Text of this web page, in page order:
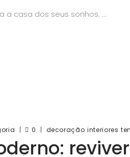
a casa dos seus sonhos.
0 decoração interiores